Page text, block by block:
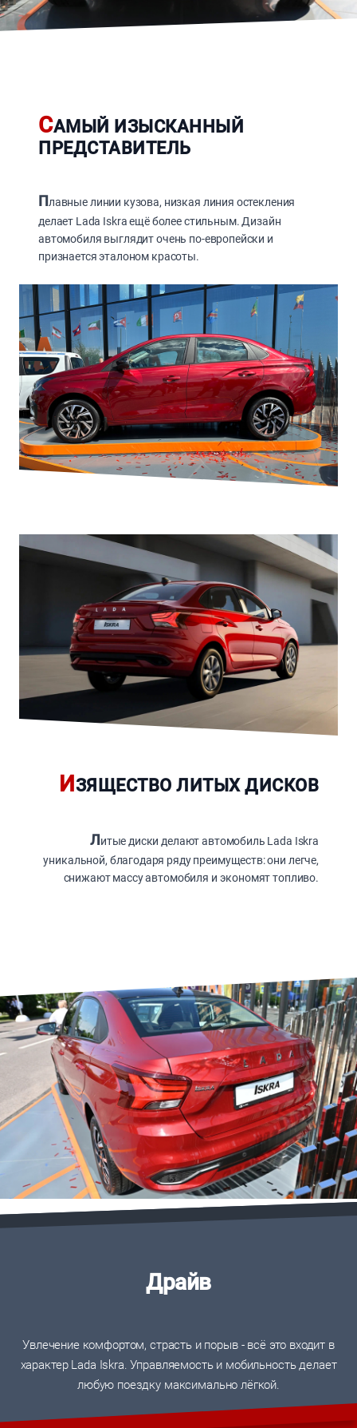
САМЫЙ ИЗЫСКАННЫЙ
ПРЕДСТАВИТЕЛЬ
Плавные линии кузова, низкая линия остекления
делает Lada Iskra ещё более стильным. Дизайн
автомобиля выглядит очень по-европейски и
признается эталоном красоты.
И ЗЯЩЕСТВО ЛИТЫХ ДИСКОВ
Литые диски делают автомобиль Lada Iskra
уникальной, благодаря ряду преимуществ: они легче,
снижают массу автомобиля и экономят топливо.
Драйв
Увлечение комфортом, страсть и порыв - всё это входит в
характер Lada Iskra. Управляемость и мобильность делает
любую поездку максимально лёгкой.